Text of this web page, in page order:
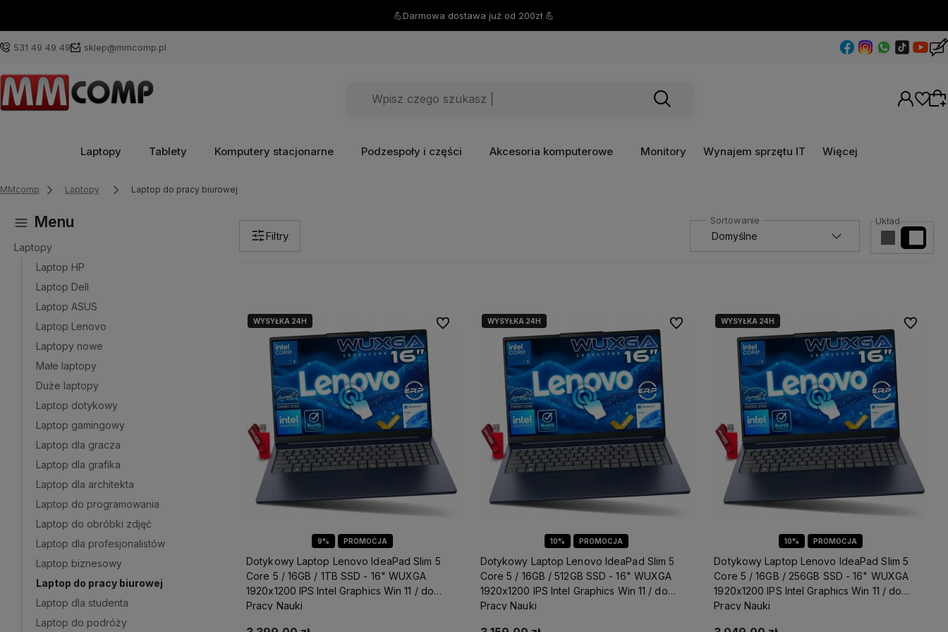
💪Darmowa dostawa już od 200zł 💪
531 49 49 49 sklep@mmcomp.pl
oferty lub zaloguj się, aby przywrócić dodane
produkty do listy z poprzedniej sesji.
Laptopy Tablety Komputery stacjonarne Podzespoły i części Akcesoria komputerowe Monitory Wynajem sprzętu IT Więcej
MMcomp Laptopy Laptop do pracy biurowej
Menu
Laptopy
Laptop HP
Laptop Dell
Laptop ASUS
Laptop Lenovo
Laptopy nowe
Małe laptopy
Duże laptopy
Laptop dotykowy
Laptop gamingowy
Laptop dla gracza
Laptop dla grafika
Laptop dla architekta
Laptop do programowania
Laptop do obróbki zdjęć
Laptop dla profesjonalistów
Laptop biznesowy
Laptop do pracy biurowej
Laptop dla studenta
Laptop do podróży
Filtry
Układ
9% PROMOCJA
WYSYŁKA 24H
Dotykowy Laptop Lenovo IdeaPad Slim 5
Core 5 / 16GB / 1TB SSD - 16" WUXGA
1920x1200 IPS Intel Graphics Win 11 / do
Pracy Nauki
Do ulubionych
10% PROMOCJA
WYSYŁKA 24H
Dotykowy Laptop Lenovo IdeaPad Slim 5
Core 5 / 16GB / 512GB SSD - 16" WUXGA
1920x1200 IPS Intel Graphics Win 11 / do
Pracy Nauki
Do ulubionych
10% PROMOCJA
WYSYŁKA 24H
Dotykowy Laptop Lenovo IdeaPad Slim 5
Core 5 / 16GB / 256GB SSD - 16" WUXGA
1920x1200 IPS Intel Graphics Win 11 / do
Pracy Nauki
Do